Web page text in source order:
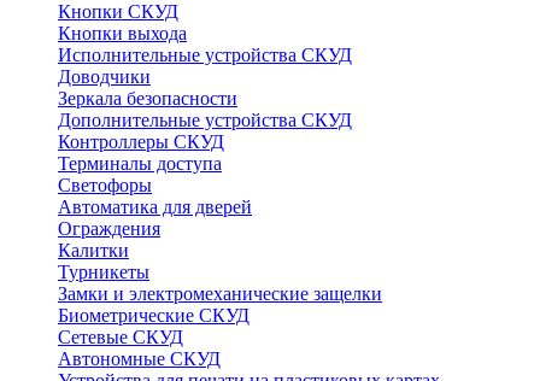
Кнопки СКУД
Кнопки выхода
Исполнительные устройства СКУД
Доводчики
Зеркала безопасности
Дополнительные устройства СКУД
Контроллеры СКУД
Терминалы доступа
Светофоры
Автоматика для дверей
Ограждения
Калитки
Турникеты
Замки и электромеханические защелки
Биометрические СКУД
Сетевые СКУД
Автономные СКУД